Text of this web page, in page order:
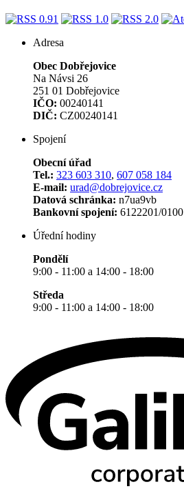
Adresa
Obec Dobřejovice
Na Návsi 26
251 01 Dobřejovice
IČO: 00240141
DIČ: CZ00240141
Spojení
Obecní úřad
Tel.: 323 603 310, 607 058 184
E-mail: urad@dobrejovice.cz
Datová schránka: n7ua9vb
Bankovní spojení: 6122201/0100
Úřední hodiny
Pondělí
9:00 - 11:00 a 14:00 - 18:00
Středa
9:00 - 11:00 a 14:00 - 18:00